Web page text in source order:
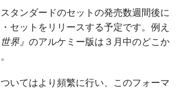
タンダードのセットの発売数週間後に
セットをリリースする予定です。例え
界』のアルケミー版は３月中のどこか
いてはより頻繁に行い、このフォーマ